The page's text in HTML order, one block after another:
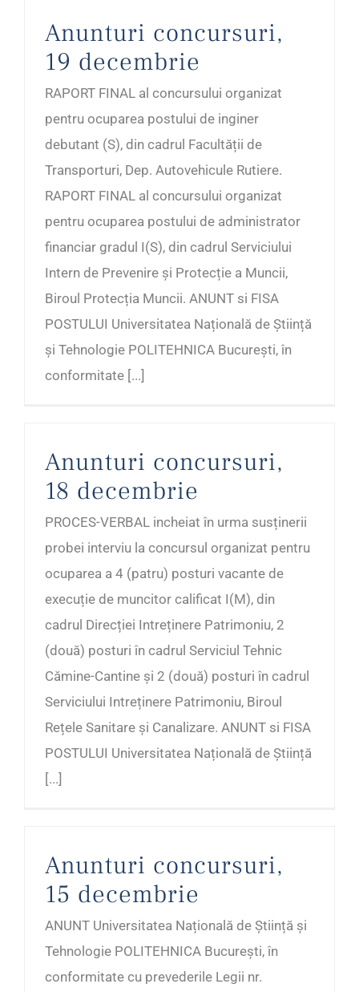
Anunturi concursuri,
19 decembrie
RAPORT FINAL al concursului organizat
pentru ocuparea postului de inginer
debutant (S), din cadrul Facultății de
Transporturi, Dep. Autovehicule Rutiere.
RAPORT FINAL al concursului organizat
pentru ocuparea postului de administrator
financiar gradul I(S), din cadrul Serviciului
Intern de Prevenire și Protecție a Muncii,
Biroul Protecția Muncii. ANUNT si FISA
POSTULUI Universitatea Națională de Știință
și Tehnologie POLITEHNICA București, în
conformitate [...]
Anunturi concursuri,
18 decembrie
PROCES-VERBAL incheiat în urma susținerii
probei interviu la concursul organizat pentru
ocuparea a 4 (patru) posturi vacante de
execuție de muncitor calificat I(M), din
cadrul Direcției Intreținere Patrimoniu, 2
(două) posturi în cadrul Serviciul Tehnic
Cămine-Cantine și 2 (două) posturi în cadrul
Serviciului Intreținere Patrimoniu, Biroul
Rețele Sanitare și Canalizare. ANUNT si FISA
POSTULUI Universitatea Națională de Știință
[...]
Anunturi concursuri,
15 decembrie
ANUNT Universitatea Națională de Știință și
Tehnologie POLITEHNICA București, în
conformitate cu prevederile Legii nr.